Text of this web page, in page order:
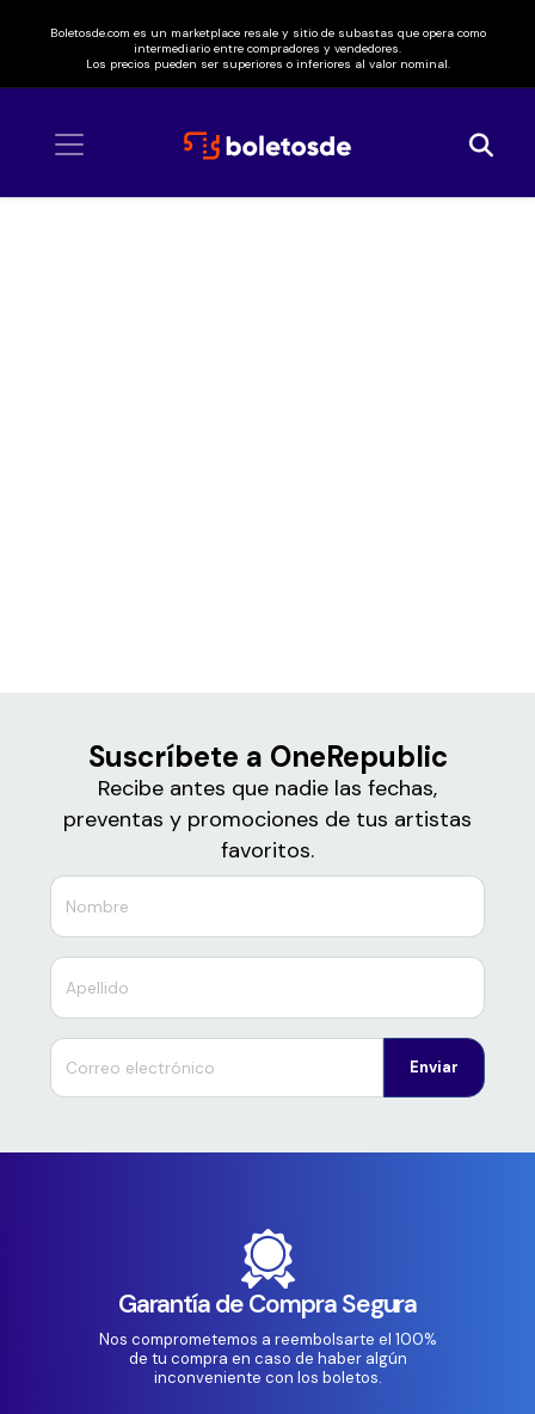
Boletosde.com es un marketplace resale y sitio de subastas que opera como
intermediario entre compradores y vendedores.
Los precios pueden ser superiores o inferiores al valor nominal.
Suscríbete a OneRepublic
Recibe antes que nadie las fechas,
preventas y promociones de tus artistas
favoritos.
Enviar
Garantía de Compra Segura
Nos comprometemos a reembolsarte el 100%
de tu compra en caso de haber algún
inconveniente con los boletos.